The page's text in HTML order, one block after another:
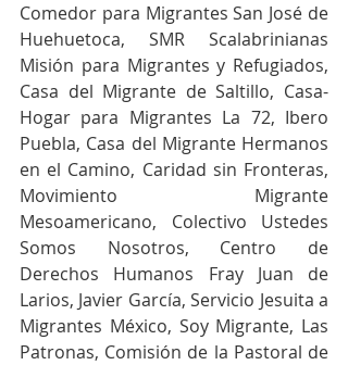
Comedor para Migrantes San José de
Huehuetoca, SMR Scalabrinianas
Misión para Migrantes y Refugiados,
Casa del Migrante de Saltillo, Casa-
Hogar para Migrantes La 72, Ibero
Puebla, Casa del Migrante Hermanos
en el Camino, Caridad sin Fronteras,
Movimiento Migrante
Mesoamericano, Colectivo Ustedes
Somos Nosotros, Centro de
Derechos Humanos Fray Juan de
Larios, Javier García, Servicio Jesuita a
Migrantes México, Soy Migrante, Las
Patronas, Comisión de la Pastoral de